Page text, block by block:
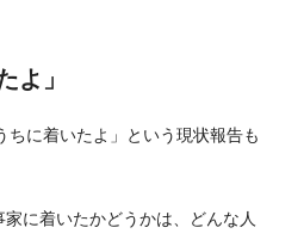
よ」
ちに着いたよ」という現状報告も
に着いたかどうかは、どんな人